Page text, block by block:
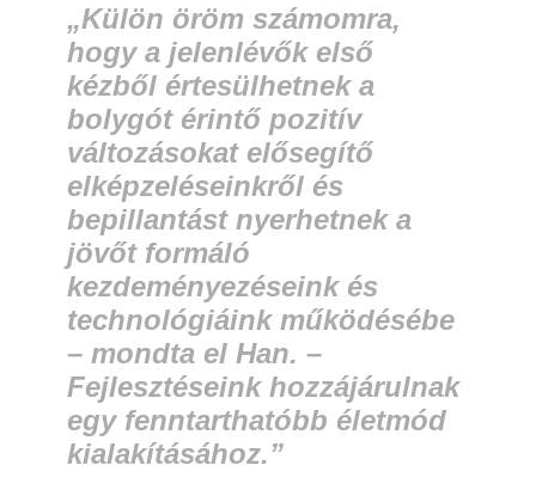
„Külön öröm számomra,
hogy a jelenlévők első
kézből értesülhetnek a
bolygót érintő pozitív
változásokat elősegítő
elképzeléseinkről és
bepillantást nyerhetnek a
jövőt formáló
kezdeményezéseink és
technológiáink működésébe
– mondta el Han. –
Fejlesztéseink hozzájárulnak
egy fenntarthatóbb életmód
kialakításához.”